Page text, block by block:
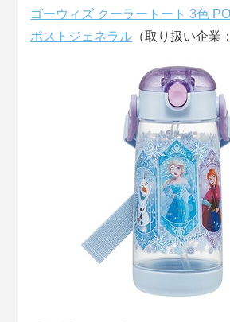
ゴーウィズ クーラートート 3色
ポストジェネラル （取り扱い企業：